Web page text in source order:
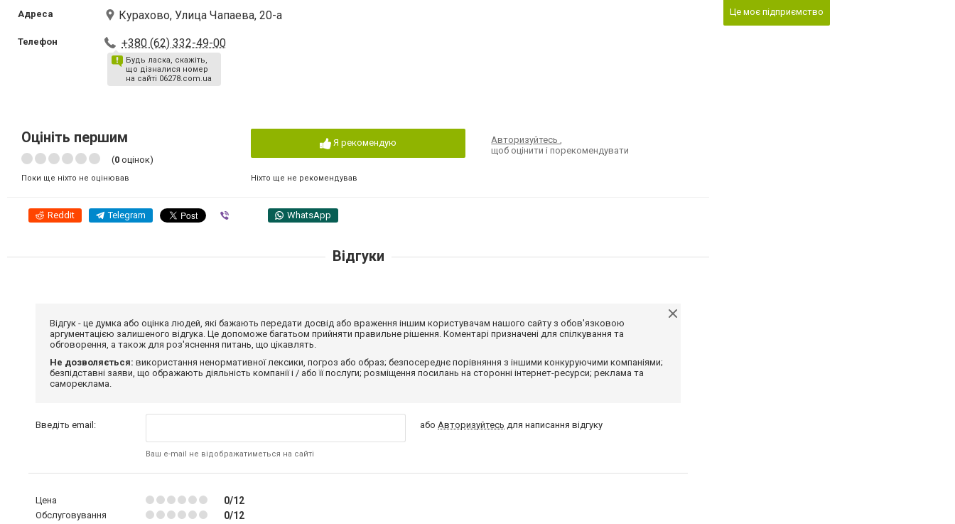
Адреса Курахово, Улица Чапаева, 20-а
Телефон +380 (62) 332-49-00
Будь ласка, скажіть,
що дізналися номер
на сайті 06278.com.ua
Оцініть першим
(0 оцінок)
Поки ще ніхто не оцінював
Я рекомендую
Ніхто ще не рекомендував
Авторизуйтесь,
щоб оцінити і порекомендувати
Reddit Telegram WhatsApp
Це моє підприємство
Відгуки
Відгук - це думка або оцінка людей, які бажають передати досвід або враження іншим користувачам нашого сайту з обов'язковою
аргументацією залишеного відгука. Це допоможе багатьом прийняти правильне рішення. Коментарі призначені для спілкування та
обговорення, а також для роз'яснення питань, що цікавлять.
Не дозволяється: використання ненормативної лексики, погроз або образ; безпосереднє порівняння з іншими конкуруючими компаніями;
безпідставні заяви, що ображають діяльність компанії і / або її послуги; розміщення посилань на сторонні інтернет-ресурси; реклама та
самореклама.
Введіть email:
Ваш e-mail не відображатиметься на сайті
абоАвторизуйтесь для написання відгуку
Цена 0/12
Обслуговування 0/12